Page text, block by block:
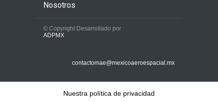
Nosotros
© Copyright Desarrollado por
ADPMX
contactomae@mexicoaeroespacial.mx
Nuestra política de privacidad